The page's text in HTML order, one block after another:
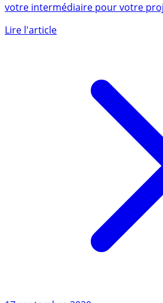
votre intermédiaire pour votre